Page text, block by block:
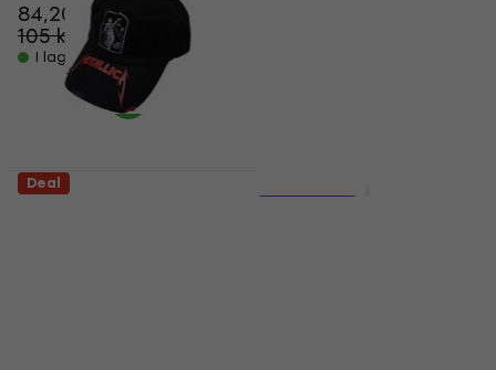
84,20 kr
105 kr
- 20 %
I lager för E-shop
Deal